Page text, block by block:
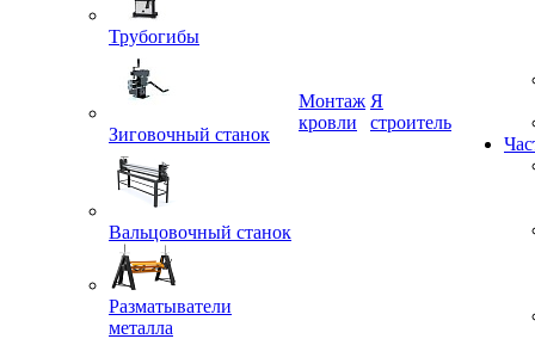
Трубогибы
Зиговочный станок
Вальцовочный станок
Разматыватели
металла
Монтаж
кровли
Я
строитель